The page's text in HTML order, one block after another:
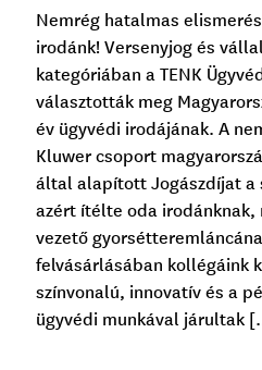
Nemrég hatalmas
irodánk! Versenyjog és
kategóriában a TENK
választották meg
év ügyvédi irodájának. A
Kluwer csoport
által alapított Jogászdíjat a
azért ítélte oda irodánknak,
vezető
felvásárlásában kollégáink
színvonalú, innovatív és a
ügyvédi munkával járultak